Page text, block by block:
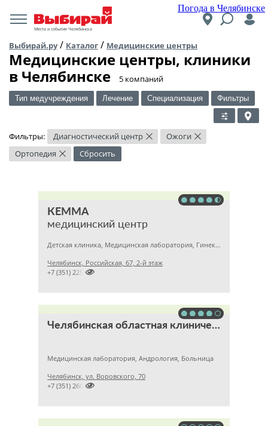
Погода в Челябинске
Места и события Челябинска
Выбирай.ру/ Каталог / Медицинские центры
Медицинские центры, клиники
в Челябинске
​5 компаний
Тип медучреждения Лечение Специализация Фильтры
Фильтры: Диагностический центр × Ожоги ×
Ортопедия × Сбросить
КЕММА
медицинский центр
Детская клиника, Медицинская лаборатория, Гинекология
Челябинск, Российская, 67, 2-й этаж

+7 (351) 2256145
Челябинская областная клиническая больница
Медицинская лаборатория, Андрология, Больница
Челябинск, ул. Воровского, 70

+7 (351) 2609824